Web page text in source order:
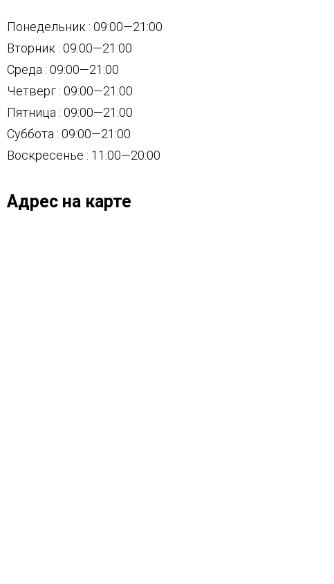
Понедельник : 09:00—21:00
Вторник : 09:00—21:00
Среда : 09:00—21:00
Четверг : 09:00—21:00
Пятница : 09:00—21:00
Суббота : 09:00—21:00
Воскресенье : 11:00—20:00
Адрес на карте